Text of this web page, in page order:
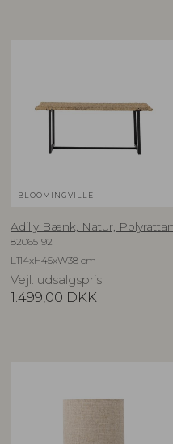
BLOOMINGVILLE
Adilly Bænk, Natur, Polyrattan
82065192
L114xH45xW38 cm
Vejl. udsalgspris
1.499,00 DKK